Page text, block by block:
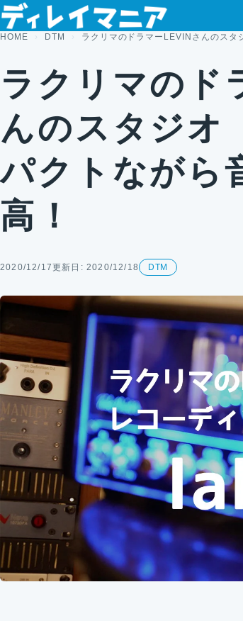
コンテンツへスキップ
HOME DTM ラクリマのドラマーLEVINさんのスタ
ラクリマのド
んのスタジオ
パクトながら
高！
2020/12/17更新日: 2020/12/18 DTM